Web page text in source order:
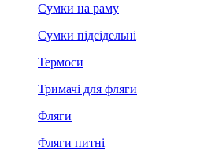
Сумки на раму
Сумки підсідельні
Термоси
Тримачі для фляги
Фляги
Фляги питні